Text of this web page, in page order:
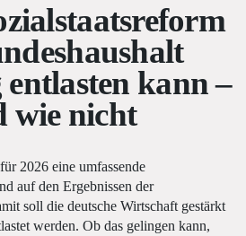
kann –
wie nicht
2026 eine umfassende
auf den Ergebnissen der
soll die deutsche Wirtschaft gestärkt
werden. Ob das gelingen kann,